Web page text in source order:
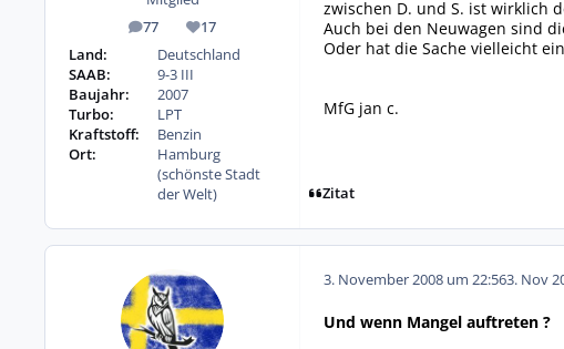
77
Beiträge 17
Reputation
Land:
Deutschland
SAAB:
9-3 III
Baujahr:
2007
Turbo:
LPT
Kraftstoff:
Benzin
Ort:
Hamburg
(schönste Stadt
der Welt)
zwischen D. und S. ist wirklich
Auch bei den Neuwagen sind
Oder hat die Sache vielleicht
MfG jan c.
Zitat
3. November 2008 um 22:563. Nov
Und wenn Mangel auftreten ?